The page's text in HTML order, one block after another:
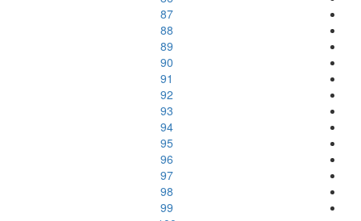
87
88
89
90
91
92
93
94
95
96
97
98
99